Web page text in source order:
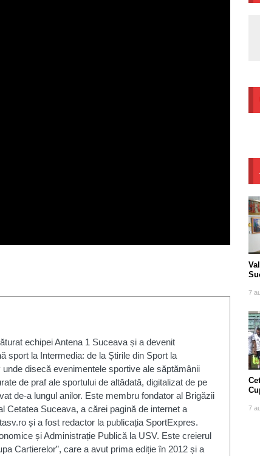
echipei Antena 1 Suceava și a devenit
sport la Intermedia: de la Știrile din Sport la
disecă evenimentele sportive ale săptămânii
de praf ale sportului de altădată, digitalizat de pe
de-a lungul anilor. Este membru fondator al Brigăzii
Cetatea Suceava, a cărei pagină de internet a
și a fost redactor la publicația SportExpres.
și Administrație Publică la USV. Este creierul
Cartierelor”, care a avut prima ediție în 2012 și a
7
7